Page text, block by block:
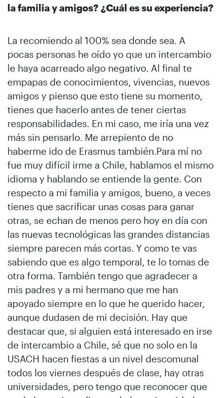
la familia y amigos? ¿Cuál es su experiencia?
La recomiendo al 100% sea donde sea. A
pocas personas he oído yo que un intercambio
le haya acarreado algo negativo. Al final te
empapas de conocimientos, vivencias, nuevos
amigos y pienso que esto tiene su momento,
tienes que hacerlo antes de tener ciertas
responsabilidades. En mi caso, me iría una vez
más sin pensarlo. Me arrepiento de no
haberme ido de Erasmus también.Para mí no
fue muy difícil irme a Chile, hablamos el mismo
idioma y hablando se entiende la gente. Con
respecto a mi familia y amigos, bueno, a veces
tienes que sacrificar unas cosas para ganar
otras, se echan de menos pero hoy en día con
las nuevas tecnológicas las grandes distancias
siempre parecen más cortas. Y como te vas
sabiendo que es algo temporal, te lo tomas de
otra forma. También tengo que agradecer a
mis padres y a mi hermano que me han
apoyado siempre en lo que he querido hacer,
aunque dudasen de mi decisión. Hay que
destacar que, si alguien está interesado en irse
de intercambio a Chile, sé que no solo en la
USACH hacen fiestas a un nivel descomunal
todos los viernes después de clase, hay otras
universidades, pero tengo que reconocer que